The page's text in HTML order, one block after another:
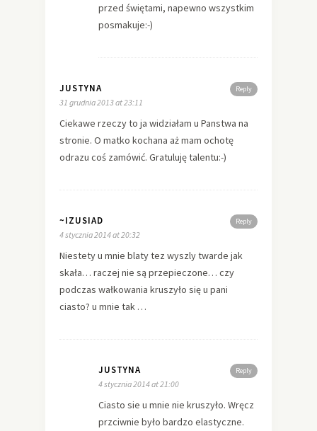
przed świętami, napewno wszystkim
posmakuje:-)
Reply
JUSTYNA
31 grudnia 2013 at 23:11
Ciekawe rzeczy to ja widziałam u Panstwa na
stronie. O matko kochana aż mam ochotę
odrazu coś zamówić. Gratuluję talentu:-)
Reply
~IZUSIAD
4 stycznia 2014 at 20:32
Niestety u mnie blaty tez wyszly twarde jak
skała… raczej nie są przepieczone… czy
podczas wałkowania kruszyło się u pani
ciasto? u mnie tak …
Reply
JUSTYNA
4 stycznia 2014 at 21:00
Ciasto sie u mnie nie kruszyło. Wręcz
przciwnie było bardzo elastyczne.